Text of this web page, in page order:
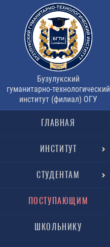
Бузулукский
гуманитарно-технологический
институт (филиал) ОГУ
ГЛАВНАЯ
ИНСТИТУТ
СТУДЕНТАМ
ПОСТУПАЮЩИМ
ШКОЛЬНИКУ